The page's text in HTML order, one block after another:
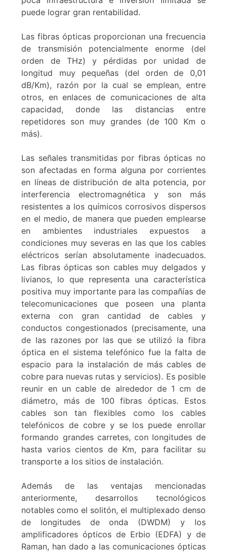
puede lograr gran rentabilidad.
Las fibras ópticas proporcionan una frecuencia
de transmisión potencialmente enorme (del
orden de THz) y pérdidas por unidad de
longitud muy pequeñas (del orden de 0,01
dB/Km), razón por la cual se emplean, entre
otros, en enlaces de comunicaciones de alta
capacidad, donde las distancias entre
repetidores son muy grandes (de 100 Km o
más).
Las señales transmitidas por fibras ópticas no
son afectadas en forma alguna por corrientes
en líneas de distribución de alta potencia, por
interferencia electromagnética y son más
resistentes a los químicos corrosivos dispersos
en el medio, de manera que pueden emplearse
en ambientes industriales expuestos a
condiciones muy severas en las que los cables
eléctricos serían absolutamente inadecuados.
Las fibras ópticas son cables muy delgados y
livianos, lo que representa una característica
positiva muy importante para las compañías de
telecomunicaciones que poseen una planta
externa con gran cantidad de cables y
conductos congestionados (precisamente, una
de las razones por las que se utilizó la fibra
óptica en el sistema telefónico fue la falta de
espacio para la instalación de más cables de
cobre para nuevas rutas y servicios). Es posible
reunir en un cable de alrededor de 1 cm de
diámetro, más de 100 fibras ópticas. Estos
cables son tan flexibles como los cables
telefónicos de cobre y se los puede enrollar
formando grandes carretes, con longitudes de
hasta varios cientos de Km, para facilitar su
transporte a los sitios de instalación.
Además de las ventajas mencionadas
anteriormente, desarrollos tecnológicos
notables como el solitón, el multiplexado denso
de longitudes de onda (DWDM) y los
amplificadores ópticos de Erbio (EDFA) y de
Raman, han dado a las comunicaciones ópticas